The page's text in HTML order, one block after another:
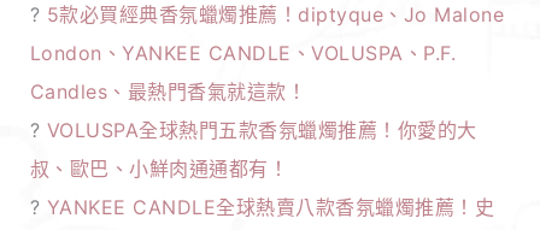
? 5款必買經典香氛蠟燭推薦！diptyque、Jo Malone
London、YANKEE CANDLE、VOLUSPA、P.F.
Candles、最熱門香氣就這款！
? VOLUSPA全球熱門五款香氛蠟燭推薦！你愛的大
叔、歐巴、小鮮肉通通都有！
? YANKEE CANDLE全球熱賣八款香氛蠟燭推薦！史